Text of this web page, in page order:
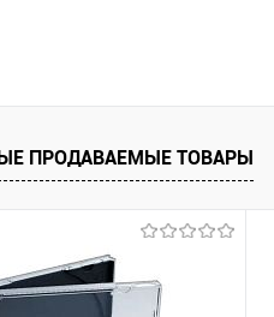
Сравнение
В наличии
ПРОДАВАЕМЫЕ ТОВАРЫ